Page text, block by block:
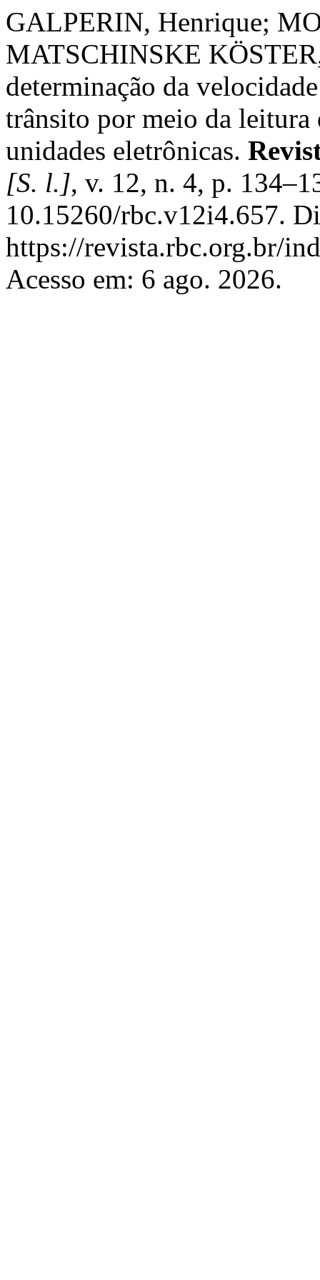
GALPERIN, Henrique;
MATSCHINSKE
determinação da
trânsito por meio da leitura
unidades eletrônicas.
[S. l.], v. 12, n. 4, p.
10.15260/rbc.v12i4.657.
https://revista.rbc.org.br/
Acesso em: 6 ago. 2026.